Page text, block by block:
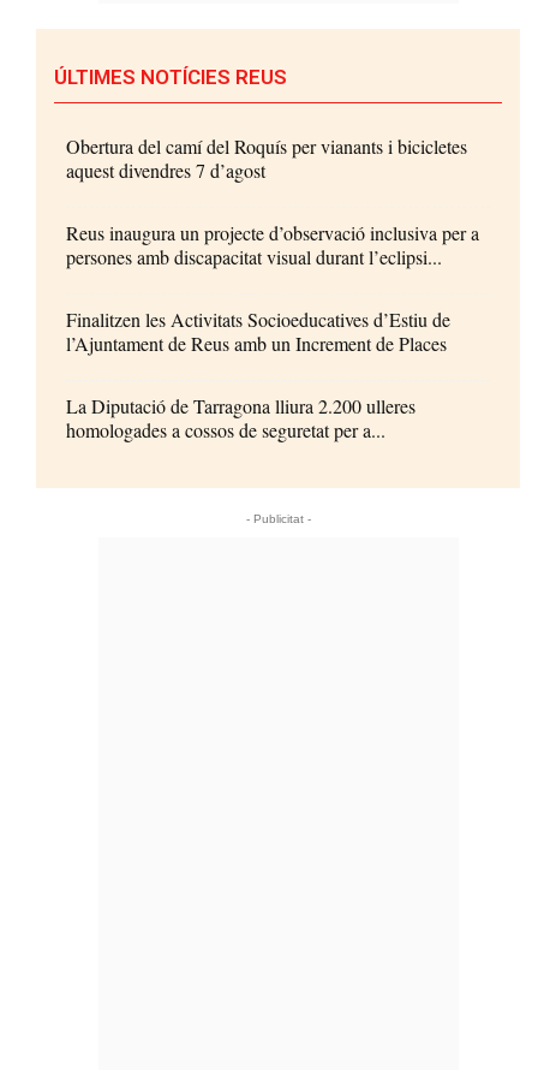
ÚLTIMES NOTÍCIES REUS
Obertura del camí del Roquís per vianants i bicicletes
aquest divendres 7 d’agost
Reus inaugura un projecte d’observació inclusiva per a
persones amb discapacitat visual durant l’eclipsi...
Finalitzen les Activitats Socioeducatives d’Estiu de
l’Ajuntament de Reus amb un Increment de Places
La Diputació de Tarragona lliura 2.200 ulleres
homologades a cossos de seguretat per a...
- Publicitat -